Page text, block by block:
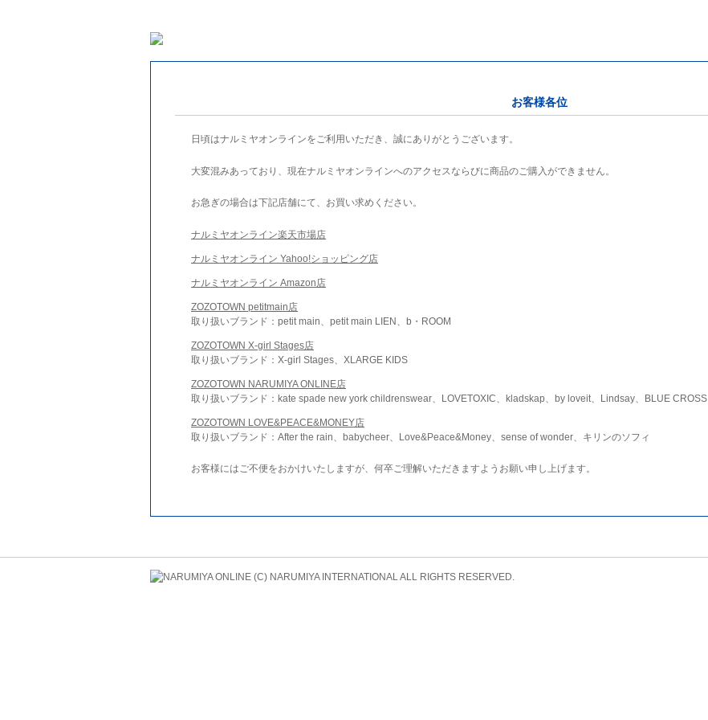
お客様各位
日頃はナルミヤオンラインをご利用いただき、誠にありがとうございます。
大変混みあっており、現在ナルミヤオンラインへのアクセスならびに商品のご購入ができません。
お急ぎの場合は下記店舗にて、お買い求めください。
ナルミヤオンライン楽天市場店
ナルミヤオンライン Yahoo!ショッピング店
ナルミヤオンライン Amazon店
ZOZOTOWN petitmain店
取り扱いブランド：petit main、petit main LIEN、b・ROOM
ZOZOTOWN X-girl Stages店
取り扱いブランド：X-girl Stages、XLARGE KIDS
ZOZOTOWN NARUMIYA ONLINE店
取り扱いブランド：kate spade new york childrenswear、LOVETOXIC、kladskap、by loveit、Lindsay、BLUE CROSS
ZOZOTOWN LOVE&PEACE&MONEY店
取り扱いブランド：After the rain、babycheer、Love&Peace&Money、sense of wonder、キリンのソフィ
お客様にはご不便をおかけいたしますが、何卒ご理解いただきますようお願い申し上げます。